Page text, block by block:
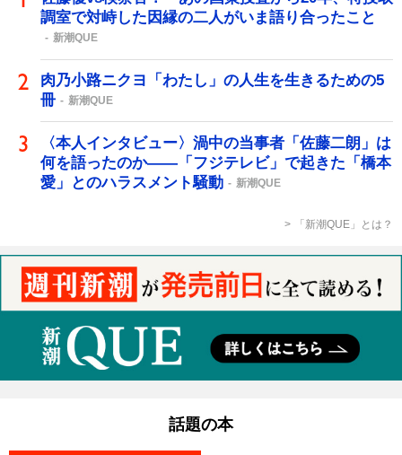
調室で対峙した因縁の二人がいま語り合ったこと
新潮QUE
肉乃小路ニクヨ「わたし」の人生を生きるための5
冊
新潮QUE
〈本人インタビュー〉渦中の当事者「佐藤二朗」は
何を語ったのか――「フジテレビ」で起きた「橋本
愛」とのハラスメント騒動
新潮QUE
「新潮QUE」とは？
話題の本